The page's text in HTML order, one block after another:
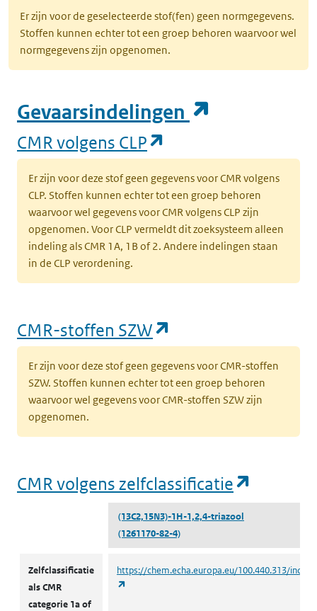
Er zijn voor de geselecteerde stof(fen) geen normgegevens.
Stoffen kunnen echter tot een groep behoren waarvoor wel
normgegevens zijn opgenomen.
Gevaarsindelingen
CMR volgens CLP
Er zijn voor deze stof geen gegevens voor CMR volgens
CLP. Stoffen kunnen echter tot een groep behoren
waarvoor wel gegevens voor CMR volgens CLP zijn
opgenomen. Voor CLP vermeldt dit zoeksysteem alleen
indeling als CMR 1A, 1B of 2. Andere indelingen staan
in de CLP verordening.
CMR-stoffen SZW
Er zijn voor deze stof geen gegevens voor CMR-stoffen
SZW. Stoffen kunnen echter tot een groep behoren
waarvoor wel gegevens voor CMR-stoffen SZW zijn
opgenomen.
CMR volgens zelfclassificatie
(13C2,15N3)-1H-1,2,4-triazool
(1261170-82-4)
Zelfclassificatie
als CMR
categorie 1a of
https://chem.echa.europa.eu/100.440.313/